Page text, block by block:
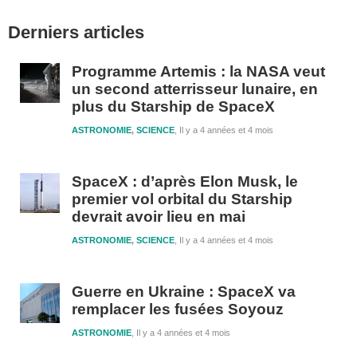
latérale
Derniers articles
Programme Artemis : la NASA veut
un second atterrisseur lunaire, en
plus du Starship de SpaceX
Il y a 4 années et 4 mois
ASTRONOMIE, SCIENCE
SpaceX : d’après Elon Musk, le
premier vol orbital du Starship
devrait avoir lieu en mai
Il y a 4 années et 4 mois
ASTRONOMIE, SCIENCE
Guerre en Ukraine : SpaceX va
remplacer les fusées Soyouz
Il y a 4 années et 4 mois
ASTRONOMIE